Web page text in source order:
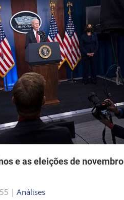
e as eleições de novembro
| Análises